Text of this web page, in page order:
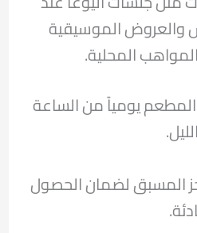
الموسيقية
المواهب المحلية.
يومياً من الساعة
المسبق لضمان الحصول